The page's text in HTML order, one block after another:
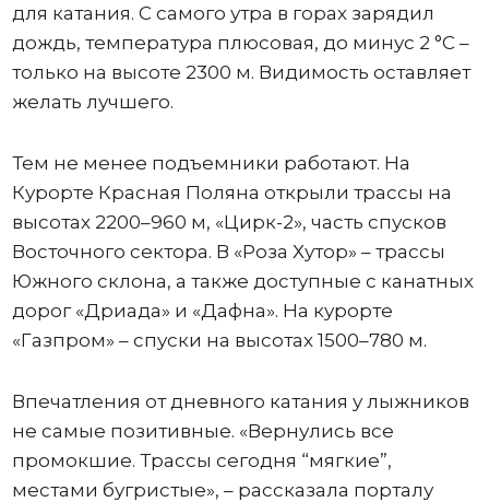
для катания. С самого утра в горах зарядил
дождь, температура плюсовая, до минус 2 °C –
только на высоте 2300 м. Видимость оставляет
желать лучшего.
Тем не менее подъемники работают. На
Курорте Красная Поляна открыли трассы на
высотах 2200–960 м, «Цирк-2», часть спусков
Восточного сектора. В «Роза Хутор» – трассы
Южного склона, а также доступные с канатных
дорог «Дриада» и «Дафна». На курорте
«Газпром» – спуски на высотах 1500–780 м.
Впечатления от дневного катания у лыжников
не самые позитивные. «Вернулись все
промокшие. Трассы сегодня “мягкие”,
местами бугристые», – рассказала порталу